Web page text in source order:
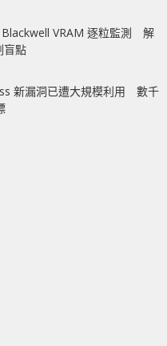
Blackwell VRAM 逐粒監測 解
盲點
新漏洞已遭大規模利用 數千